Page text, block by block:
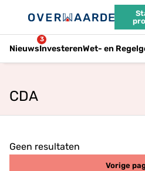
Nieuws
3
InvesterenWet- en
CDA
Geen resultaten
Vorige